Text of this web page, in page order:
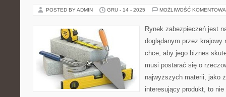
POSTED BY ADMIN GRU - 14 - 2025 MOŻLIWOŚĆ
Rynek zabezpieczeń jest
doglądanym przez
chce, aby jego biznes
musi postarać się o
najwyższych materii, jako
interesujący produkt, to nie